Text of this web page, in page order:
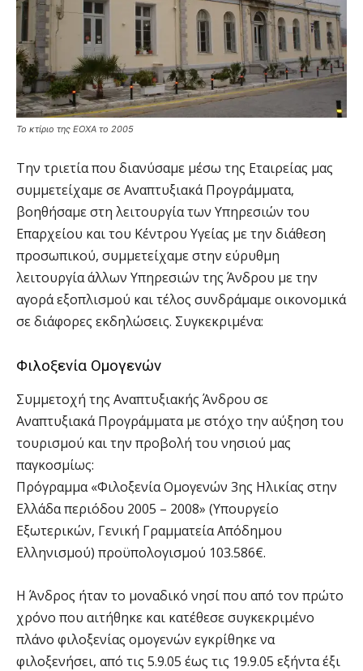
Το κτίριο της ΕΟΧΑ το 2005
Την τριετία που διανύσαμε μέσω της Εταιρείας μας
συμμετείχαμε σε Αναπτυξιακά Προγράμματα,
βοηθήσαμε στη λειτουργία των Υπηρεσιών του
Επαρχείου και του Κέντρου Υγείας με την διάθεση
προσωπικού, συμμετείχαμε στην εύρυθμη
λειτουργία άλλων Υπηρεσιών της Άνδρου με την
αγορά εξοπλισμού και τέλος συνδράμαμε οικονομικά
σε διάφορες εκδηλώσεις. Συγκεκριμένα:
Φιλοξενία Ομογενών
Συμμετοχή της Αναπτυξιακής Άνδρου σε
Αναπτυξιακά Προγράμματα με στόχο την αύξηση του
τουρισμού και την προβολή του νησιού μας
παγκοσμίως:
Πρόγραμμα «Φιλοξενία Ομογενών 3ης Ηλικίας στην
Ελλάδα περιόδου 2005 – 2008» (Υπουργείο
Εξωτερικών, Γενική Γραμματεία Απόδημου
Ελληνισμού) προϋπολογισμού 103.586€.
Η Άνδρος ήταν το μοναδικό νησί που από τον πρώτο
χρόνο που αιτήθηκε και κατέθεσε συγκεκριμένο
πλάνο φιλοξενίας ομογενών εγκρίθηκε να
φιλοξενήσει, από τις 5.9.05 έως τις 19.9.05 εξήντα έξι